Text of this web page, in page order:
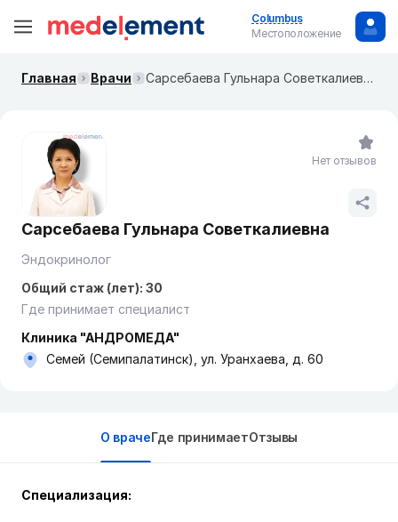
Columbus
Местоположение
Главная Врачи Сарсебаева Гульнара Советкалиевна
Сарсебаева Гульнара Советкалиевна
Эндокринолог
Общий стаж (лет): 30
Где принимает специалист
Клиника "АНДРОМЕДА"
Семей (Семипалатинск), ул. Уранхаева, д. 60
Нет отзывов
О врачеГде принимаетОтзывы
Специализация: